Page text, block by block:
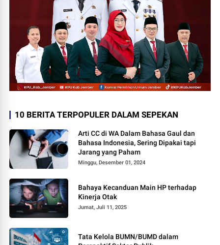
10 BERITA TERPOPULER DALAM SEPEKAN
Arti CC di WA Dalam Bahasa Gaul dan
Bahasa Indonesia, Sering Dipakai tapi
Jarang yang Paham
Minggu, Desember 01, 2024
Bahaya Kecanduan Main HP terhadap
Kinerja Otak
Jumat, Juli 11, 2025
Tata Kelola BUMN/BUMD dalam